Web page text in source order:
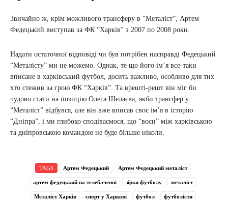
Звичайно ж, крім можливого трансферу в “Металіст”, Артем
Федецький виступав за ФК “Харків” з 2007 по 2008 роки.
Надати остаточної відповіді чи був потрібен насправді Федецький
“Металісту” ми не можемо. Однак, те що його ім’я все-таки
вписане в харківський футбол, досить важливо, особливо для тих
хто стежив за грою ФК “Харків”. Та врешті-решт він міг би
чудово стати на позицію Олега Шелаєва, якби трансфер у
“Металіст” відбувся, але він вже вписав своє ім’я в історію
“Дніпра”, і ми глибоко сподіваємося, що “воєн” між харківською
та дніпровською командою не буде більше ніколи.
TAGS Артем Федецький Артем Федецький металіст
артем федецький на телебаченні зірки футболу металіст
Металіст Харків спорт у Харкові футбол футболісти